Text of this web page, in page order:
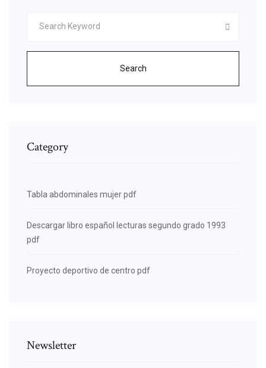
Search
Category
Tabla abdominales mujer pdf
Descargar libro español lecturas segundo grado 1993
pdf
Proyecto deportivo de centro pdf
Newsletter